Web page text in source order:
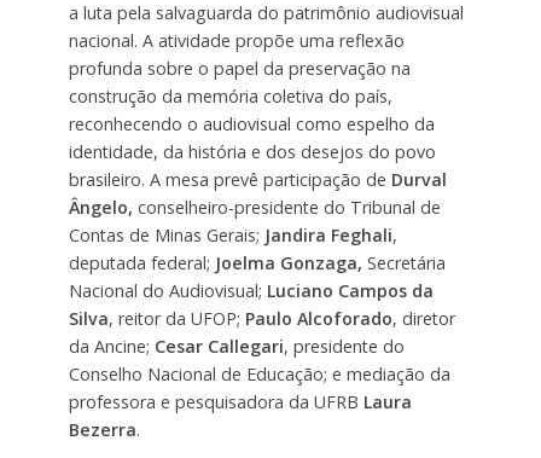
a luta pela salvaguarda do patrimônio audiovisual
nacional. A atividade propõe uma reflexão
profunda sobre o papel da preservação na
construção da memória coletiva do país,
reconhecendo o audiovisual como espelho da
identidade, da história e dos desejos do povo
brasileiro. A mesa prevê participação de Durval
Ângelo, conselheiro-presidente do Tribunal de
Contas de Minas Gerais; Jandira Feghali,
deputada federal; Joelma Gonzaga, Secretária
Nacional do Audiovisual; Luciano Campos da
Silva, reitor da UFOP; Paulo Alcoforado, diretor
da Ancine; Cesar Callegari, presidente do
Conselho Nacional de Educação; e mediação da
professora e pesquisadora da UFRB Laura
Bezerra.